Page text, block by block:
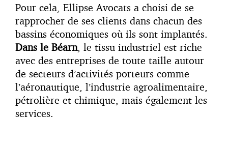
Pour cela, Ellipse Avocats a choisi de se
rapprocher de ses clients dans chacun des
bassins économiques où ils sont implantés.
Dans le Béarn, le tissu industriel est riche
avec des entreprises de toute taille autour
de secteurs d’activités porteurs comme
l’aéronautique, l’industrie agroalimentaire,
pétrolière et chimique, mais également les
services.